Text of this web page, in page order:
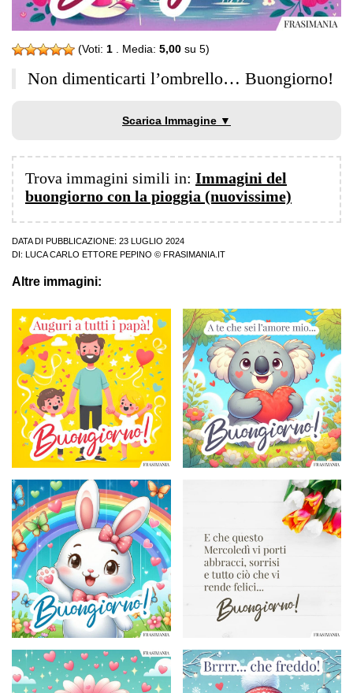
(Voti: 1 . Media: 5,00 su 5)
Non dimenticarti l’ombrello… Buongiorno!
Scarica Immagine ▼
Trova immagini simili in: Immagini del
buongiorno con la pioggia (nuovissime)
DATA DI PUBBLICAZIONE: 23 LUGLIO 2024
DI:
LUCA CARLO ETTORE PEPINO © FRASIMANIA.IT
Altre immagini: